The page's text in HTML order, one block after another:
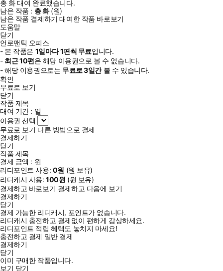
총화대여 완료했습니다.
남은 작품 : 총화(원)
남은 작품 결제하기 대여한 작품 바로보기
도움말
닫기
언로맨틱 오피스
- 본 작품은 1일마다1편씩 무료입니다.
- 최근10편은 해당 이용권으로 볼 수 없습니다.
- 해당 이용권으로는 무료로3일간볼 수 있습니다.
확인
무료로 보기
닫기
작품 제목
대여 기간 : 일
이용권 선택
무료로 보기 다른 방법으로 결제
결제하기
닫기
작품 제목
결제 금액 : 원
리디포인트 사용: 0원 (원 보유)
리디캐시 사용:100원 (원 보유)
결제하고 바로보기 결제하고 다음에 보기
결제하기
닫기
결제 가능한 리디캐시, 포인트가 없습니다.
리디캐시 충전하고 결제없이 편하게 감상하세요.
리디포인트 적립 혜택도 놓치지 마세요!
충전하고 결제 일반 결제
결제하기
닫기
이미 구매한 작품입니다.
보기 닫기